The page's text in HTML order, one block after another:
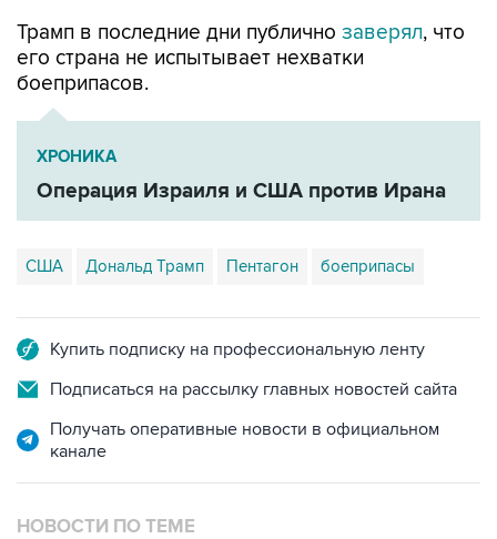
Трамп в последние дни публично заверял, что
его страна не испытывает нехватки
боеприпасов.
ХРОНИКА
Операция Израиля и США против Ирана
США Дональд Трамп Пентагон боеприпасы
Купить подписку на профессиональную ленту
Подписаться на рассылку главных новостей сайта
Получать оперативные новости в официальном
канале
НОВОСТИ ПО ТЕМЕ